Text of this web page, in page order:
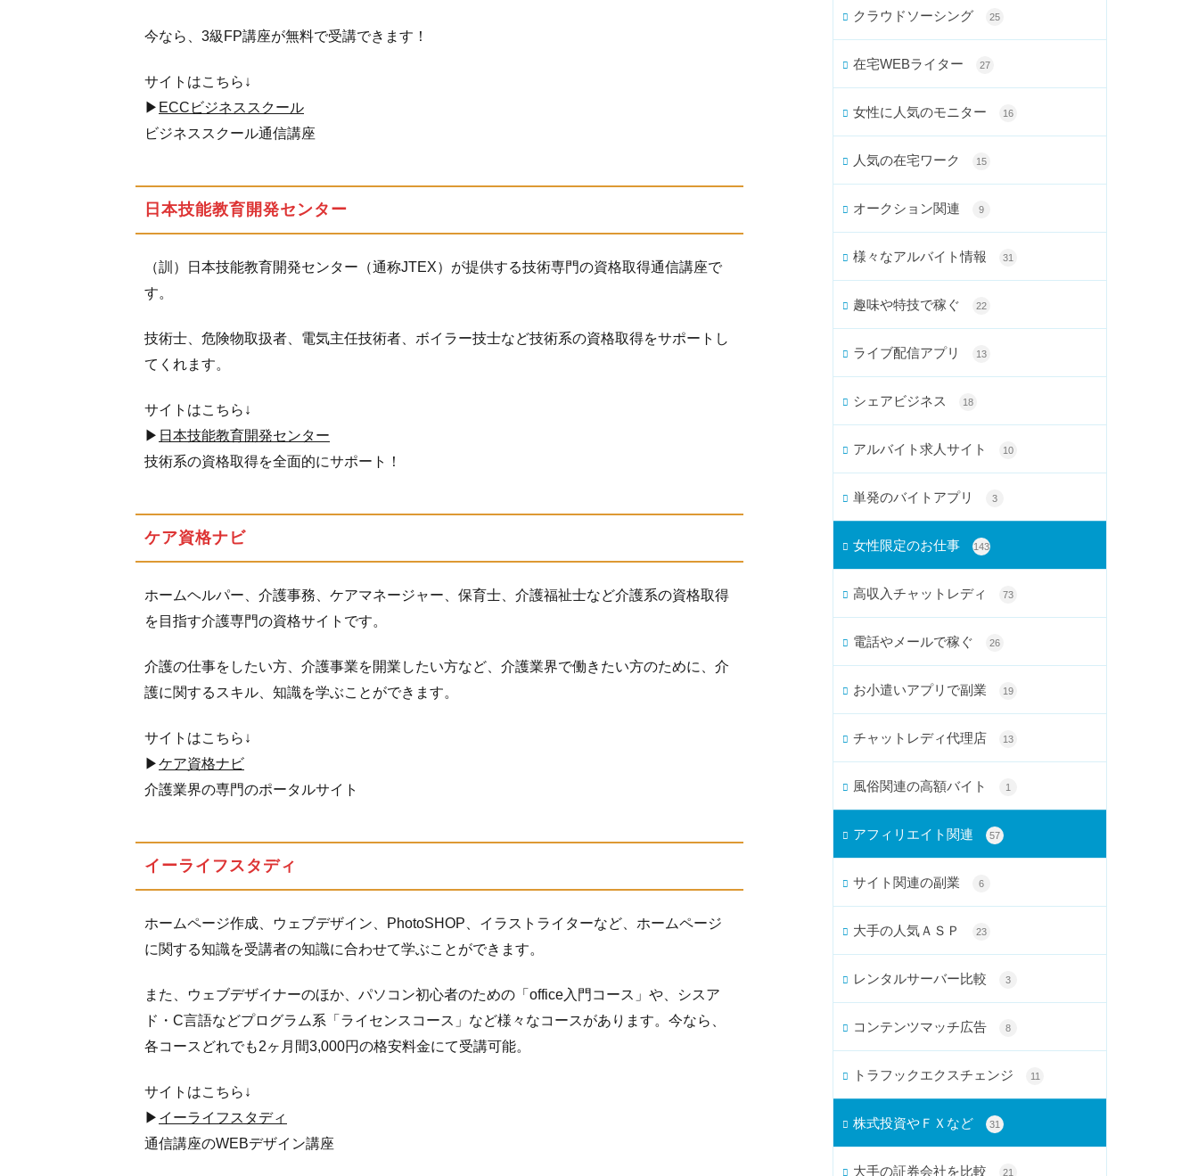
フェ
ネイ
ル講
座
ンスイ
ンフォ
ョ
SOHO
人材市
スキッ
ト】
今なら、3級FP講座が無料で受講できます！
サイトはこちら↓
▶ ECCビジネススクール
ビジネススクール通信講座
日本技能教育開発センター
（訓）日本技能教育開発センター（通称JTEX）が提供する技術専門の資格取得通信講座で
す。
技術士、危険物取扱者、電気主任技術者、ボイラー技士など技術系の資格取得をサポートし
てくれます。
サイトはこちら↓
▶ 日本技能教育開発センター
技術系の資格取得を全面的にサポート！
ケア資格ナビ
ホームヘルパー、介護事務、ケアマネージャー、保育士、介護福祉士など介護系の資格取得
を目指す介護専門の資格サイトです。
介護の仕事をしたい方、介護事業を開業したい方など、介護業界で働きたい方のために、介
護に関するスキル、知識を学ぶことができます。
サイトはこちら↓
▶ケア資格ナビ
介護業界の専門のポータルサイト
イーライフスタディ
ホームページ作成、ウェブデザイン、PhotoSHOP、イラストライターなど、ホームページ
に関する知識を受講者の知識に合わせて学ぶことができます。
また、ウェブデザイナーのほか、パソコン初心者のための「office入門コース」や、シスア
ド・C言語などプログラム系「ライセンスコース」など様々なコースがあります。今なら、
各コースどれでも2ヶ月間3,000円の格安料金にて受講可能。
サイトはこちら↓
▶ イーライフスタディ
通信講座のWEBデザイン講座
クラウドソーシング 25
在宅WEBライター 27
女性に人気のモニター 16
人気の在宅ワーク 15
オークション関連 9
様々なアルバイト情報 31
趣味や特技で稼ぐ 22
ライブ配信アプリ 13
シェアビジネス 18
アルバイト求人サイト 10
単発のバイトアプリ 3
女性限定のお仕事 143
高収入チャットレディ 73
電話やメールで稼ぐ 26
お小遣いアプリで副業 19
チャットレディ代理店 13
風俗関連の高額バイト 1
アフィリエイト関連 57
サイト関連の副業 6
大手の人気ＡＳＰ 23
レンタルサーバー比較 3
コンテンツマッチ広告 8
トラフックエクスチェンジ 11
株式投資やＦＸなど 31
大手の証券会社を比較 21